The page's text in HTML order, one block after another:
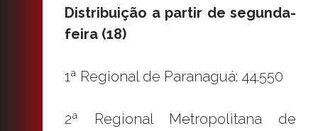
Distribuição a partir de segunda-
feira (18)
1ª Regional de Paranaguá: 44.550
2ª Regional Metropolitana de